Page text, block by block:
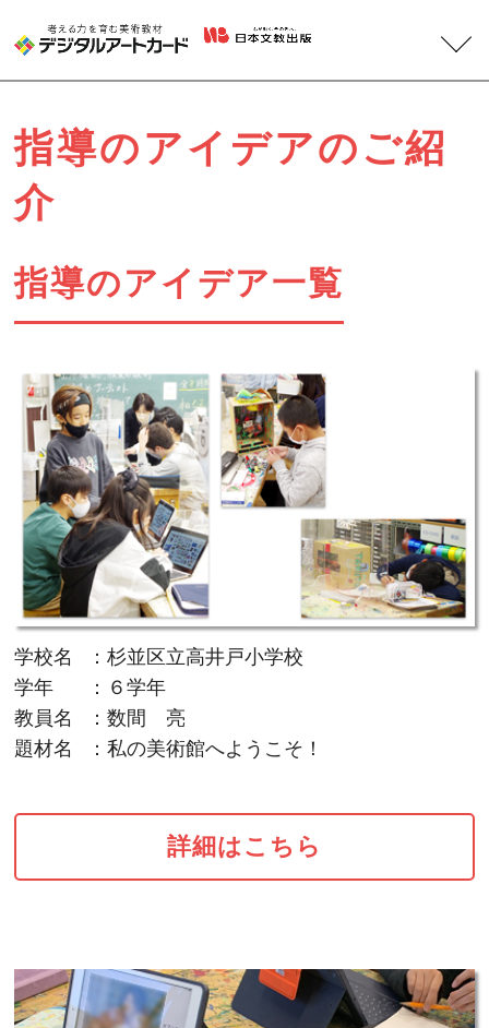
機能紹介
商品ラインナップ
サポート情報
お問い合わせ
指導のアイデアのご紹
介
指導のアイデア一覧
学校名
：杉並区立高井戸小学校
学年
：６学年
教員名
：数間 亮
題材名
：私の美術館へようこそ！
詳細はこちら